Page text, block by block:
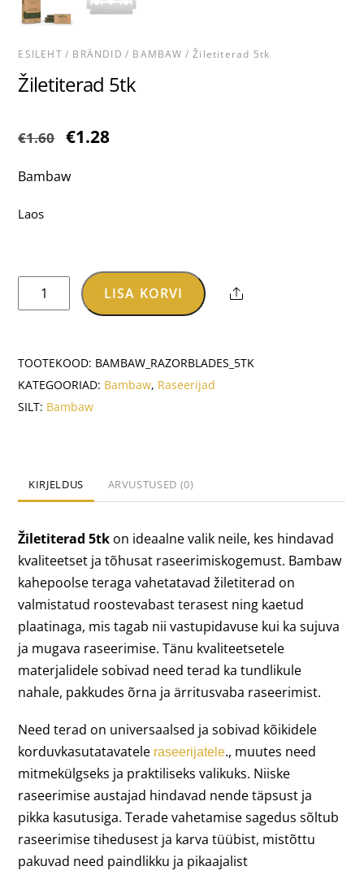
ESILEHT/ BRÄNDID / BAMBAW / Žiletiterad 5tk
Žiletiterad 5tk
€1.60 Algne
oli:
€1.28Praegune
Bambaw
Laos
Žiletiterad
5tk
LISA KORVI Share
TOOTEKOOD: BAMBAW_RAZORBLADES_5TK
KATEGOORIAD: Bambaw, Raseerijad
SILT: Bambaw
KIRJELDUS ARVUSTUSED (0)
Žiletiterad 5tk on ideaalne valik neile, kes hindavad
kvaliteetset ja tõhusat raseerimiskogemust. Bambaw
kahepoolse teraga vahetatavad žiletiterad on
valmistatud roostevabast terasest ning kaetud
plaatinaga, mis tagab nii vastupidavuse kui ka sujuva
ja mugava raseerimise. Tänu kvaliteetsetele
materjalidele sobivad need terad ka tundlikule
nahale, pakkudes õrna ja ärritusvaba raseerimist.
Need terad on universaalsed ja sobivad kõikidele
korduvkasutatavatele raseerijatele., muutes need
mitmekülgseks ja praktiliseks valikuks. Niiske
raseerimise austajad hindavad nende täpsust ja
pikka kasutusiga. Terade vahetamise sagedus sõltub
raseerimise tihedusest ja karva tüübist, mistõttu
pakuvad need paindlikku ja pikaajalist